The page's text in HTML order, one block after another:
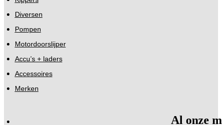
Diversen
Pompen
Motordoorslijper
Accu’s + laders
Accessoires
Merken
Al onze